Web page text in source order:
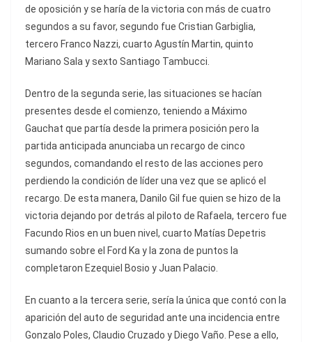
de oposición y se haría de la victoria con más de cuatro
segundos a su favor, segundo fue Cristian Garbiglia,
tercero Franco Nazzi, cuarto Agustín Martin, quinto
Mariano Sala y sexto Santiago Tambucci.
Dentro de la segunda serie, las situaciones se hacían
presentes desde el comienzo, teniendo a Máximo
Gauchat que partía desde la primera posición pero la
partida anticipada anunciaba un recargo de cinco
segundos, comandando el resto de las acciones pero
perdiendo la condición de líder una vez que se aplicó el
recargo. De esta manera, Danilo Gil fue quien se hizo de la
victoria dejando por detrás al piloto de Rafaela, tercero fue
Facundo Rios en un buen nivel, cuarto Matías Depetris
sumando sobre el Ford Ka y la zona de puntos la
completaron Ezequiel Bosio y Juan Palacio.
En cuanto a la tercera serie, sería la única que contó con la
aparición del auto de seguridad ante una incidencia entre
Gonzalo Poles, Claudio Cruzado y Diego Vaño. Pese a ello,